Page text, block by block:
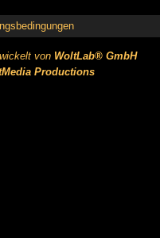
von WoltLab® GmbH
Productions